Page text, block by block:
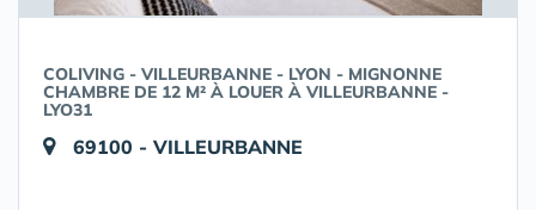
COLIVING - VILLEURBANNE - LYON - MIGNONNE
CHAMBRE DE 12 M² À LOUER À VILLEURBANNE -
LYO31
69100 - VILLEURBANNE